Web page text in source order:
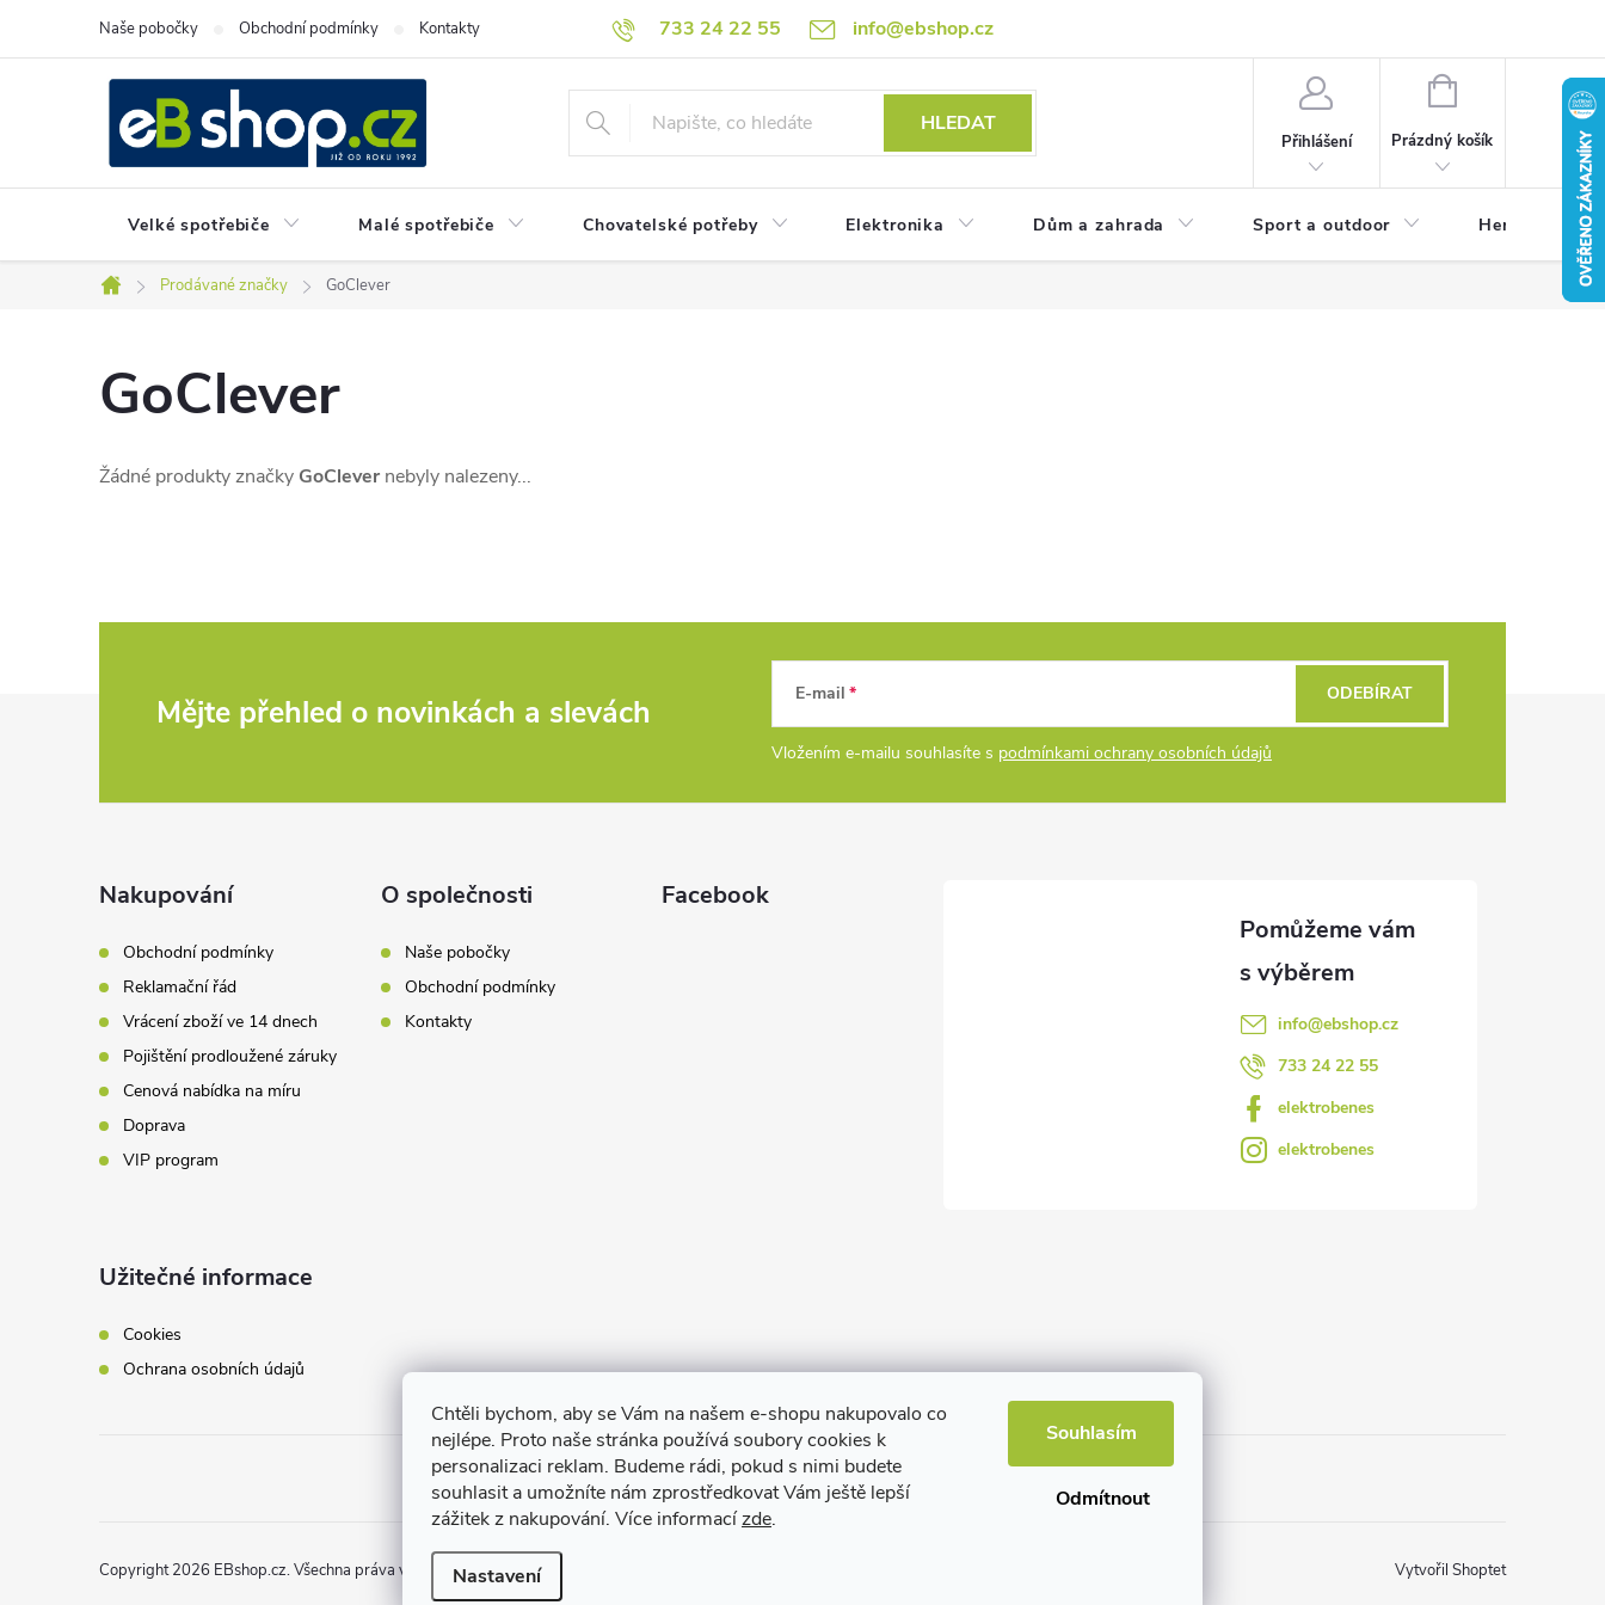
Chtěli bychom, aby se Vám na našem e-shopu nakupovalo co
nejlépe. Proto naše stránka používá soubory cookies k
personalizaci reklam. Budeme rádi, pokud s nimi budete
souhlasit a umožníte nám zprostředkovat Vám ještě lepší
zážitek z nakupování. Více informacízde.
Nastavení
Souhlasím
Odmítnout
733 24 22 55 info@ebshop.cz
Naše pobočky Obchodní podmínky Kontakty
HLEDAT
Přihlášení
NÁKUPNÍ
Prázdný košík
Velké spotřebiče Malé spotřebiče Chovatelské potřeby Elektronika Dům a zahrada Sport a outdoor Herní zóna
Domů
Prodávané značky GoClever
GoClever
Žádné produkty značky GoClever nebyly nalezeny...
Mějte přehled o novinkách a slevách E-mail
Vložením e-mailu souhlasíte s podmínkami ochrany osobních údajů
ODEBÍRAT
Nakupování
Obchodní podmínky
Reklamační řád
Vrácení zboží ve 14 dnech
Pojištění prodloužené záruky
Cenová nabídka na míru
Doprava
VIP program
O společnosti
Naše pobočky
Obchodní podmínky
Kontakty
Facebook
info@ebshop.cz
733 24 22 55
elektrobenes
elektrobenes
Užitečné informace
Cookies
Ochrana osobních údajů
Vytvořil Shoptet
Copyright 2026 EBshop.cz. Všechna práva vyhrazena.